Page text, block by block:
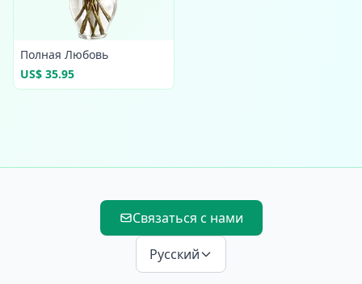
Полная Любовь
US$ 35.95
Связаться с нами
Русский